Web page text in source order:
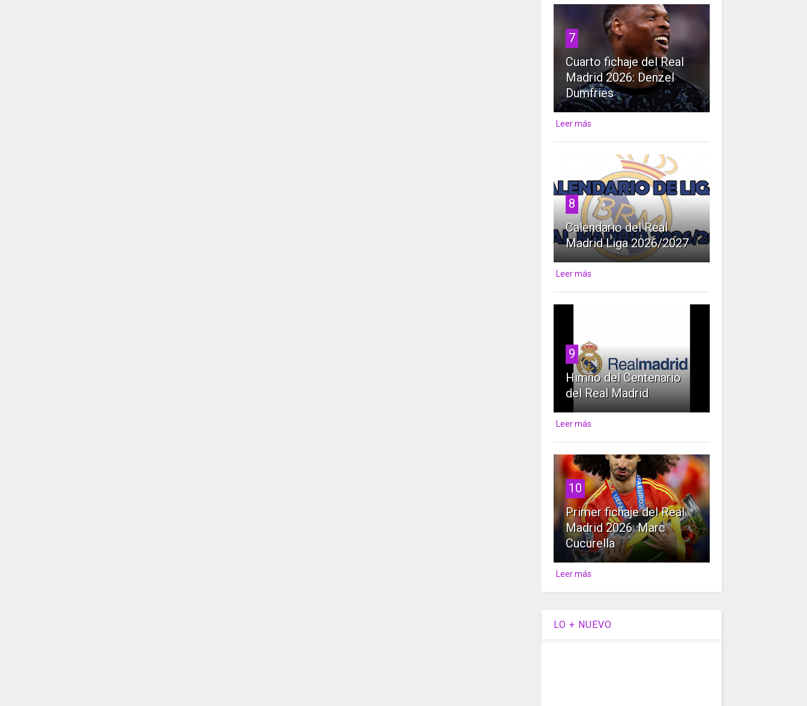
7
Cuarto fichaje del Real
Madrid 2026: Denzel
Dumfries
Leer más
8
Calendario del Real
Madrid Liga 2026/2027
Leer más
9
Himno del Centenario
del Real Madrid
Leer más
10
Primer fichaje del Real
Madrid 2026: Marc
Cucurella
Leer más
LO + NUEVO